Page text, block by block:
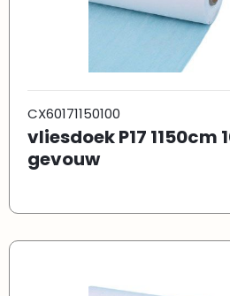
CX60171150100
vliesdoek P17
gevouw